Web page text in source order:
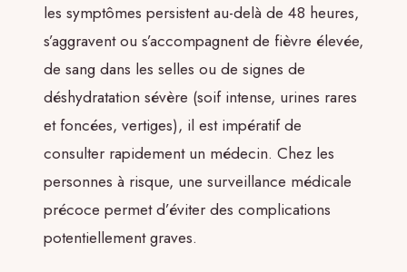
les symptômes persistent au-delà de 48 heures,
s’aggravent ou s’accompagnent de fièvre élevée,
de sang dans les selles ou de signes de
déshydratation sévère (soif intense, urines rares
et foncées, vertiges), il est impératif de
consulter rapidement un médecin. Chez les
personnes à risque, une surveillance médicale
précoce permet d’éviter des complications
potentiellement graves.